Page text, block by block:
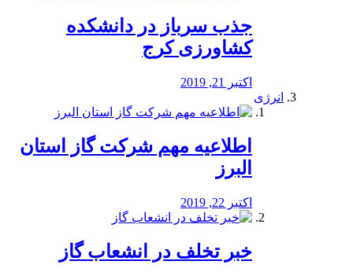
جذب سرباز در دانشکده
کشاورزی کرج
اکتبر 21, 2019
انرژی
️اطلاعیه مهم شرکت گاز استان
البرز
اکتبر 22, 2019
خبر تخلف در انشعاب گاز